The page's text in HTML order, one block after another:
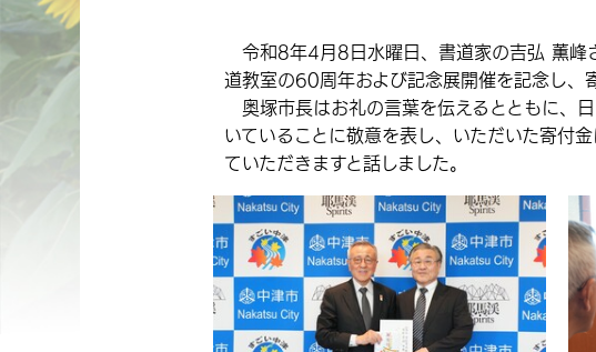
令和8年4月8日水曜日、書道家の吉弘 薫峰
道教室の60周年および記念展開催を記念し、
奥塚市長はお礼の言葉を伝えるとともに、
いていることに敬意を表し、いただいた寄付
ていただきますと話しました。